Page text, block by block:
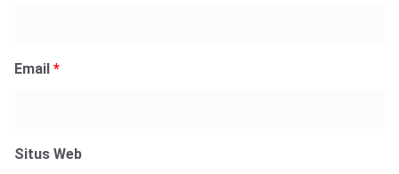
Email *
Situs Web